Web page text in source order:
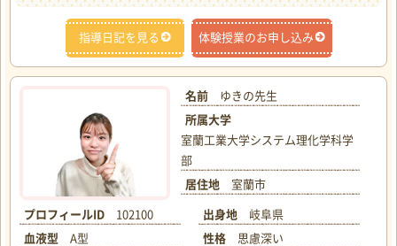
指導日記を見る 体験授業のお申し込み
名前 ゆきの先生
所属大学
室蘭工業大学システム理化学科学
部
居住地 室蘭市
プロフィールID 102100 出身地 岐阜県
血液型 A型 性格 思慮深い